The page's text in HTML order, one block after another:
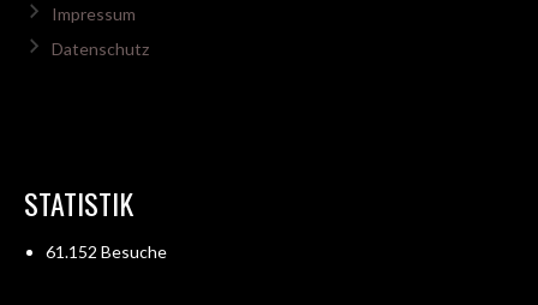
Impressum
Datenschutz
STATISTIK
61.152 Besuche